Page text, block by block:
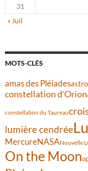
31
« Juil
MOTS-CLÉS
amas des Pléiades
constellation d'Orion
constellation du Taureau
lumière cendrée
MercureNASANouvelle
On the Moon